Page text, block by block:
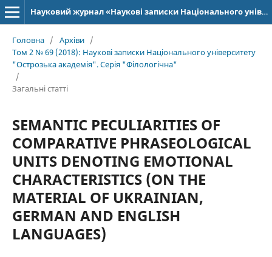
Науковий журнал «Наукові записки Національного університету «Острозька академія»: серія «Філологія»
Головна / Архіви /
Том 2 № 69 (2018): Наукові записки Національного університету
"Острозька академія". Серія "Філологічна"
/
Загальні статті
SEMANTIC PECULIARITIES OF
COMPARATIVE PHRASEOLOGICAL
UNITS DENOTING EMOTIONAL
CHARACTERISTICS (ON THE
MATERIAL OF UKRAINIAN,
GERMAN AND ENGLISH
LANGUAGES)